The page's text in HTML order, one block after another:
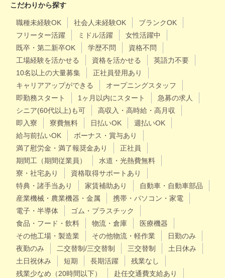
こだわりから探す
職種未経験OK 社会人未経験OK
ブランクOK
フリーター活躍
ミドル活躍
女性活躍中
既卒・第二新卒OK
学歴不問
資格不問
工場経験を活かせる
資格を活かせる
英語力不要
10名以上の大量募集
正社員登用あり
キャリアアップができる
オープニングスタッフ
即勤務スタート
1ヶ月以内にスタート
急募の求人
シニア(60代以上)も可
高収入・高時給・高月収
即入寮
寮費無料 日払いOK
週払いOK
給与前払いOK
ボーナス・賞与あり
満了慰労金・満了報奨金あり
正社員
期間工（期間従業員）
水道・光熱費無料
寮・社宅あり
資格取得サポートあり
特典・諸手当あり
家賃補助あり
自動車・自動車部品
産業機械・農業機器・金属
携帯・パソコン・家電
電子・半導体
ゴム・プラスチック
食品・フード・飲料
物流・倉庫
医療機器
その他工場・製造業
その他物流・軽作業
日勤のみ
夜勤のみ
二交替制/三交替制 三交替制
土日休み
土日祝休み
短期 長期活躍
残業なし
残業少なめ（20時間以下）
赴任交通費支給あり